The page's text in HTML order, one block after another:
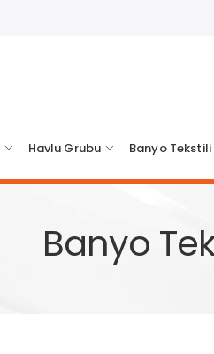
Havlu Grubu Banyo Tekstili
Banyo